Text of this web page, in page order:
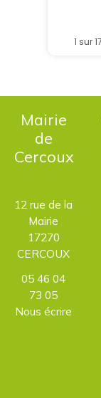
Mairie
de
Cercoux
12 rue de la
Mairie
17270
CERCOUX
05 46 04
73 05
Nous écrire